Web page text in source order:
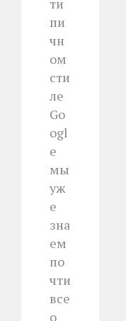
ти
пи
чн
ом
сти
ле
Go
ogl
e
мы
уж
е
зна
ем
по
чти
все
о